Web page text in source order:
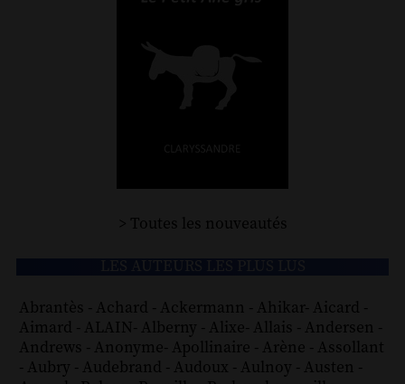
> Toutes les nouveautés
Abrantès - Achard - Ackermann - Ahikar- Aicard -
Aimard - ALAIN- Alberny - Alixe- Allais - Andersen -
Andrews - Anonyme- Apollinaire - Arène - Assollant
- Aubry - Audebrand - Audoux - Aulnoy - Austen -